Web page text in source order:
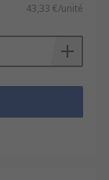
43,33 €/unité